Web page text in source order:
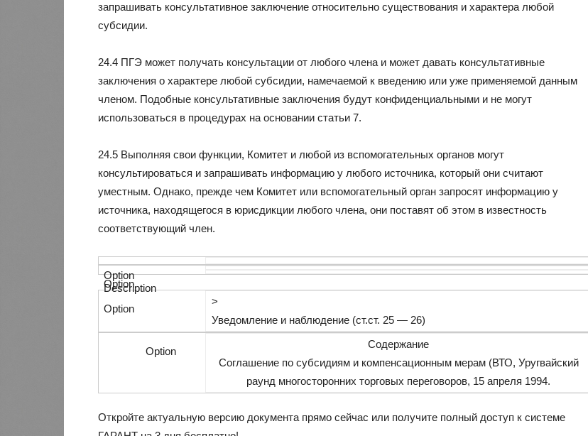
запрашивать консультативное заключение относительно существования и характера любой
субсидии.
24.4 ПГЭ может получать консультации от любого члена и может давать консультативные
заключения о характере любой субсидии, намечаемой к введению или уже применяемой данным
членом. Подобные консультативные заключения будут конфиденциальными и не могут
использоваться в процедурах на основании статьи 7.
24.5 Выполняя свои функции, Комитет и любой из вспомогательных органов могут
консультироваться и запрашивать информацию у любого источника, который они считают
уместным. Однако, прежде чем Комитет или вспомогательный орган запросят информацию у
источника, находящегося в юрисдикции любого члена, они поставят об этом в известность
соответствующий член.
>
Уведомление и наблюдение (ст.ст. 25 — 26)
Содержание
Соглашение по субсидиям и компенсационным мерам (ВТО, Уругвайский
раунд многосторонних торговых переговоров, 15 апреля 1994.
Откройте актуальную версию документа прямо сейчас или получите полный доступ к системе